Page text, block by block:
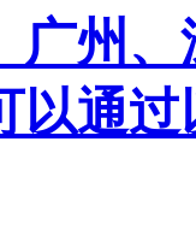
广州
以通